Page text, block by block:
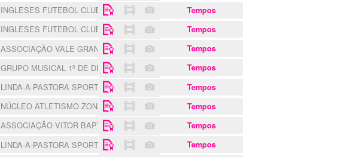
INGLESES FUTEBOL CLUBE Tempos
INGLESES FUTEBOL CLUBE Tempos
ASSOCIAÇÃO VALE GRANDE Tempos
GRUPO MUSICAL 1º DE DEZEMBRO DE QUEIJAS Tempos
LINDA-A-PASTORA SPORTING CLUBE Tempos
NÚCLEO ATLETISMO ZONA ABÓBODA Tempos
ASSOCIAÇÃO VITOR BAPTISTA Tempos
LINDA-A-PASTORA SPORTING CLUBE Tempos